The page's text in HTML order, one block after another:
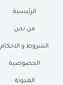
الرئيسية
من نحن
الشروط و الاحكام
الخصوصية
المدونة